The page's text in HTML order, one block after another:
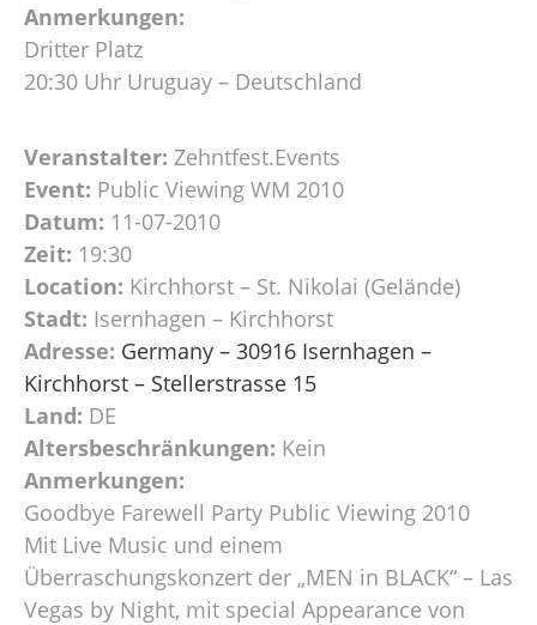
Anmerkungen:
Dritter Platz
20:30 Uhr Uruguay – Deutschland
Veranstalter: Zehntfest.Events
Event: Public Viewing WM 2010
Datum: 11-07-2010
Zeit: 19:30
Location: Kirchhorst – St. Nikolai (Gelände)
Stadt: Isernhagen – Kirchhorst
Adresse: Germany – 30916 Isernhagen –
Kirchhorst – Stellerstrasse 15
Land: DE
Altersbeschränkungen: Kein
Anmerkungen:
Goodbye Farewell Party Public Viewing 2010
Mit Live Music und einem
Überraschungskonzert der „MEN in BLACK“ – Las
Vegas by Night, mit special Appearance von